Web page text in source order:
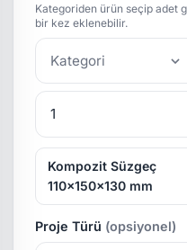
Kategoriden ürün seçip adet
bir kez eklenebilir.
Kategori
Kompozit Süzgeç
110x150x130 mm
Proje Türü (opsiyonel)